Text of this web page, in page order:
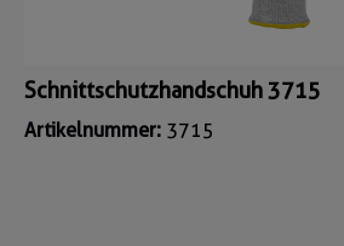
Schnittschutzhandschuh 3715
Artikelnummer: 3715